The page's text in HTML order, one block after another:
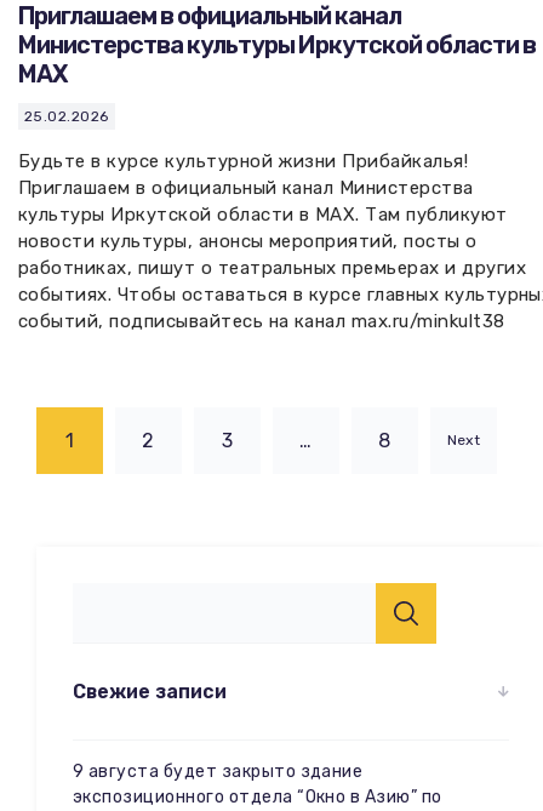
Приглашаем в официальный канал
Министерства культуры Иркутской области в
MAX
25.02.2026
Будьте в курсе культурной жизни Прибайкалья!
Приглашаем в официальный канал Министерства
культуры Иркутской области в MAX. Там публикуют
новости культуры, анонсы мероприятий, посты о
работниках, пишут о театральных премьерах и других
событиях. Чтобы оставаться в курсе главных
событий, подписывайтесь на канал max.ru/minkult38
1 2 3 … 8 Next
Свежие записи
9 августа будет закрыто здание
экспозиционного отдела “Окно в Азию” по